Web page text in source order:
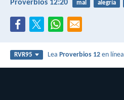
Proverbios 12:20 mal alegría
RVR95 LeaProverbios 12 en línea